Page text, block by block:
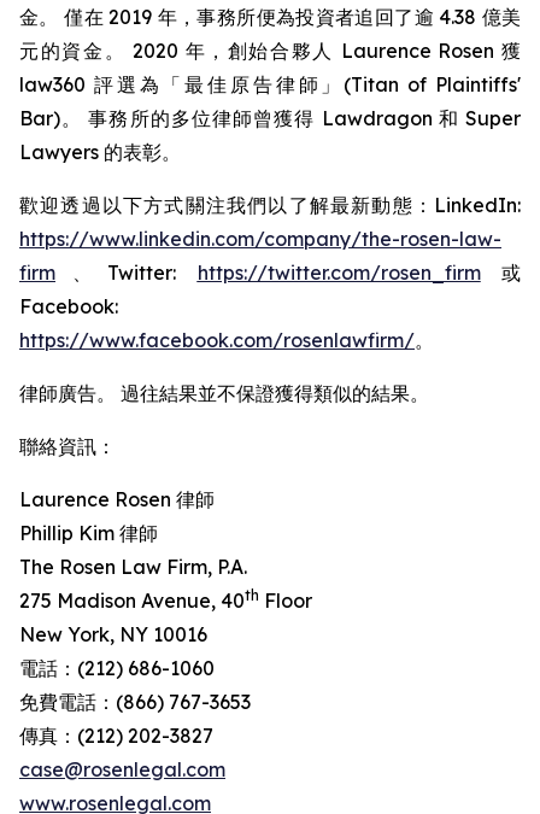
金。 僅在 2019 年，事務所便為投資者追回了逾 4.38 億美
元的資金。 2020 年，創始合夥人 Laurence Rosen 獲
law360 評選為「最佳原告律師」(Titan of Plaintiffs'
Bar)。 事務所的多位律師曾獲得 Lawdragon 和 Super
Lawyers 的表彰。
歡迎透過以下方式關注我們以了解最新動態：LinkedIn:
https://www.linkedin.com/company/the-rosen-law-
firm 、Twitter: https://twitter.com/rosen_firm或
Facebook:
https://www.facebook.com/rosenlawfirm/。
律師廣告。 過往結果並不保證獲得類似的結果。
聯絡資訊：
Laurence Rosen 律師
Phillip Kim 律師
The Rosen Law Firm, P.A.
275 Madison Avenue, 40th Floor
New York, NY 10016
電話：(212) 686-1060
免費電話：(866) 767-3653
傳真：(212) 202-3827
case@rosenlegal.com
www.rosenlegal.com